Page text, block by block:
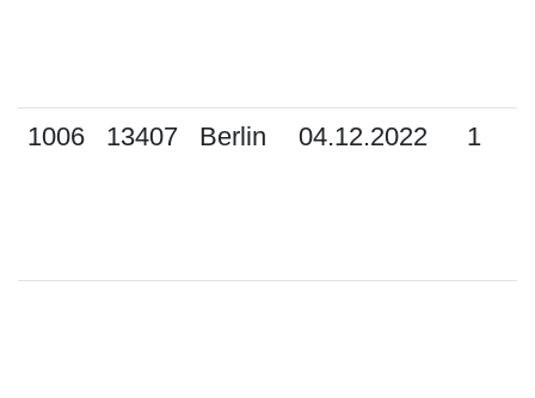
1006 13407 Berlin 04.12.2022 1